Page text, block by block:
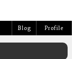
Blog Profile